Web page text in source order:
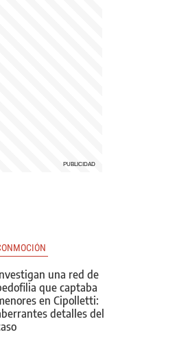
una red de
que captaba
en Cipolletti:
detalles del